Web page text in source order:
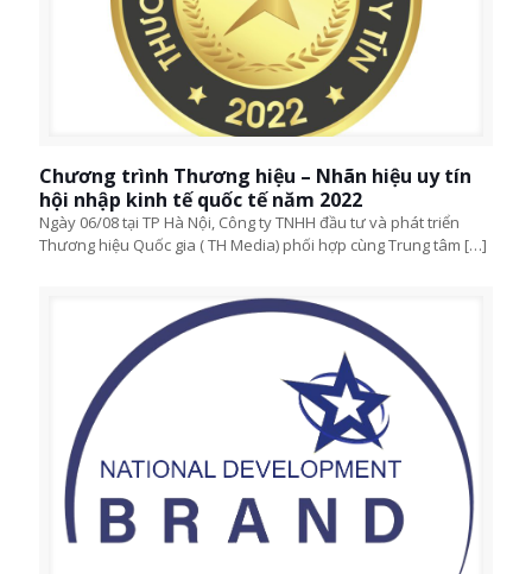
Chương trình Thương hiệu – Nhãn hiệu uy tín
hội nhập kinh tế quốc tế năm 2022
Ngày 06/08 tại TP Hà Nội, Công ty TNHH đầu tư và phát triển
Thương hiệu Quốc gia ( TH Media) phối hợp cùng Trung tâm […]